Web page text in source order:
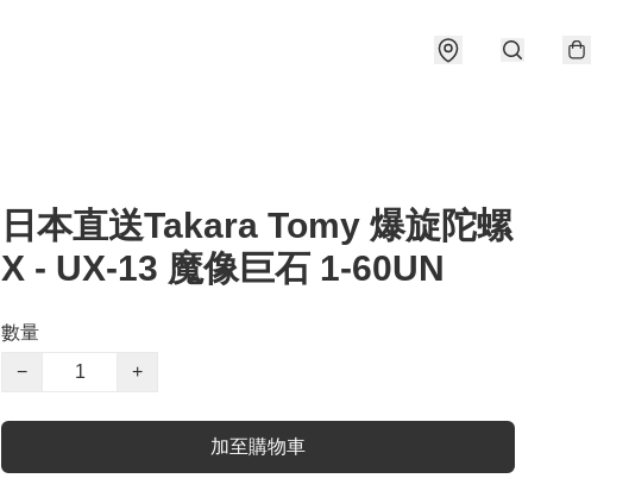
日本直送Takara Tomy 爆旋陀螺
X - UX-13 魔像巨石 1-60UN
數量
−
+
加至購物車